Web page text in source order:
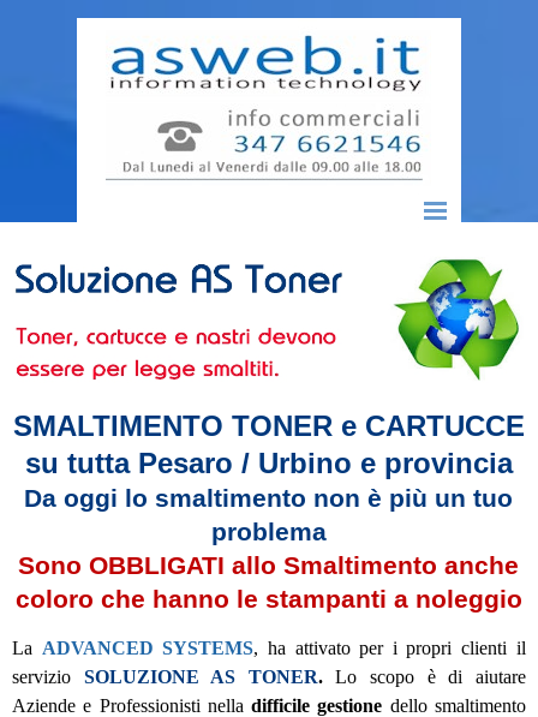
SMALTIMENTO TONER e CARTUCCE
su tutta Pesaro / Urbino e provincia
Da oggi lo smaltimento non è più un tuo
problema
Sono OBBLIGATI allo Smaltimento anche
coloro che hanno le stampanti a noleggio
La ADVANCED SYSTEMS, ha attivato per i propri clienti il
servizio SOLUZIONE AS TONER.Lo scopo è di aiutare
Aziende e Professionisti nella difficile gestione dello smaltimento